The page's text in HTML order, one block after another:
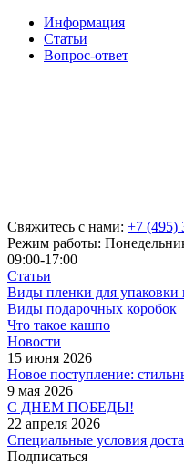
Информация
Статьи
Вопрос-ответ
Свяжитесь с нами: +7 (495)
Режим работы:
09:00-17:00
Статьи
Виды пленки для упаковки
Виды подарочных коробок
Что такое кашпо
Новости
15 июня 2026
Новое поступление:
9 мая 2026
С ДНЕМ ПОБЕДЫ!
22 апреля 2026
Специальные условия
Подписаться